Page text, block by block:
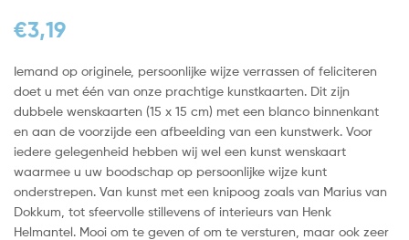
€3,19
Iemand op originele, persoonlijke wijze verrassen of feliciteren
doet u met één van onze prachtige kunstkaarten. Dit zijn
dubbele wenskaarten (15 x 15 cm) met een blanco binnenkant
en aan de voorzijde een afbeelding van een kunstwerk. Voor
iedere gelegenheid hebben wij wel een kunst wenskaart
waarmee u uw boodschap op persoonlijke wijze kunt
onderstrepen. Van kunst met een knipoog zoals van Marius van
Dokkum, tot sfeervolle stillevens of interieurs van Henk
Helmantel. Mooi om te geven of om te versturen, maar ook zeer